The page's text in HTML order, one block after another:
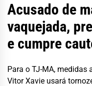
Acusado de
vaquejada,
e cumpre
Para o TJ-MA, medidas
Vitor Xavie usará